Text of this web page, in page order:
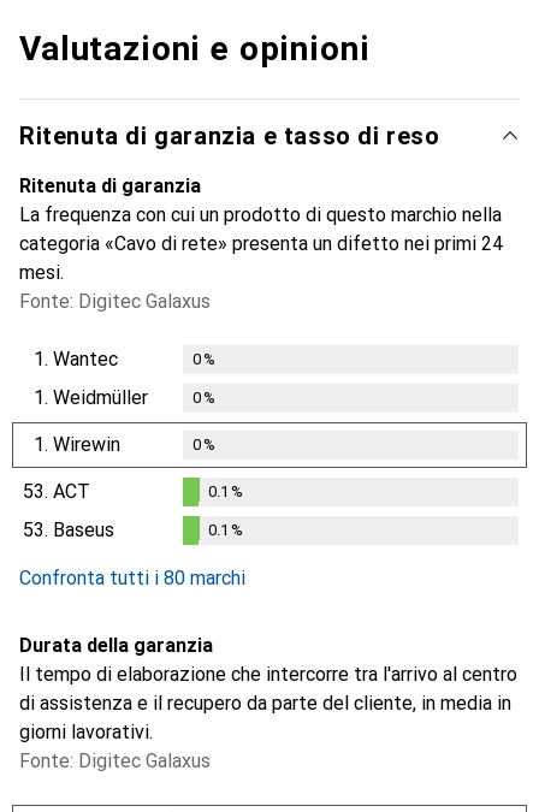
Valutazioni e opinioni
Ritenuta di garanzia e tasso di reso
Ritenuta di garanzia
La frequenza con cui un prodotto di questo marchio nella
categoria «Cavo di rete» presenta un difetto nei primi 24
mesi.
Fonte: Digitec Galaxus
1. Wantec 0%
1. Weidmüller 0%
1. Wirewin 0%
53. ACT
%
0.1 %
53. Baseus 0.1 %
Confronta tutti i 80 marchi
Durata della garanzia
Il tempo di elaborazione che intercorre tra l'arrivo al centro
di assistenza e il recupero da parte del cliente, in media in
giorni lavorativi.
Fonte: Digitec Galaxus